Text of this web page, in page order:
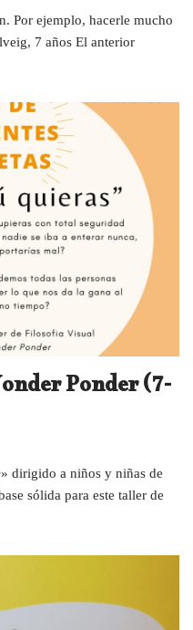
Por ejemplo, hacerle mucho
7 años El anterior
Ponder (7-
dirigido a niños y niñas de
sólida para este taller de